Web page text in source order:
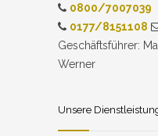
0800/7007039
0177/8151108
Geschäftsführer:
Werner
Unsere